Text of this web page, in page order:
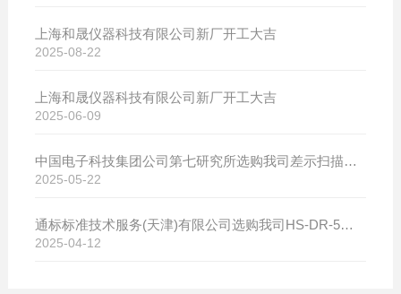
上海和晟仪器科技有限公司新厂开工大吉
2025-08-22
上海和晟仪器科技有限公司新厂开工大吉
2025-06-09
中国电子科技集团公司第七研究所选购我司差示扫描量热仪
2025-05-22
通标标准技术服务(天津)有限公司选购我司HS-DR-5导热系数测试仪
2025-04-12